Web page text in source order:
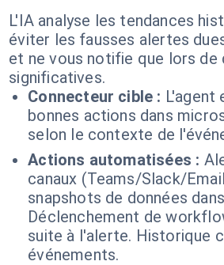
L'IA analyse les tendances
éviter les fausses alertes
et ne vous notifie que lors de
significatives.
Connecteur cible : L'agent
bonnes actions dans
selon le contexte de
Actions automatisées :
canaux (Teams/Slack/
snapshots de données
Déclenchement de
suite à l'alerte. Historique
événements.